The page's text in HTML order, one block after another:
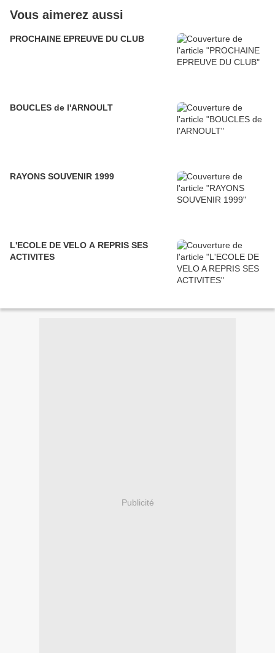
Vous aimerez aussi
PROCHAINE EPREUVE DU CLUB
BOUCLES de l'ARNOULT
RAYONS SOUVENIR 1999
L'ECOLE DE VELO A REPRIS SES
ACTIVITES
Publicité